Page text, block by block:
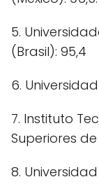
5.
(Brasil): 95,4
6.
7. Instituto
Superiores
8.